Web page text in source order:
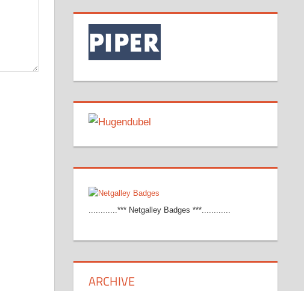
............*** Netgalley Badges ***............
ARCHIVE